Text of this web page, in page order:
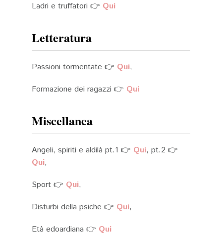
Ladri e truffatori 👉 Qui
Letteratura
Passioni tormentate 👉 Qui,
Formazione dei ragazzi 👉 Qui
Miscellanea
Angeli, spiriti e aldilà pt.1 👉 Qui, pt.2 👉
Qui,
Sport 👉 Qui,
Disturbi della psiche 👉 Qui,
Età edoardiana 👉 Qui